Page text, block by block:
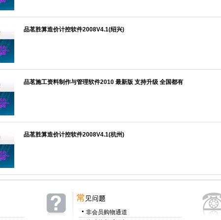
品茗胜算造价计控软件2008V4.1(绍兴)
品茗施工资料制作与管理软件2010 最新版 支持升级 全国都有
品茗胜算造价计控软件2008V4.1(杭州)
非会员购物通道